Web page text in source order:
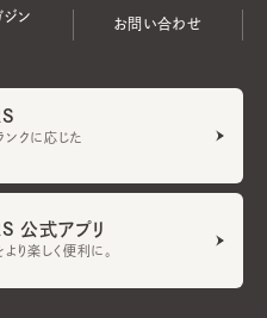
ジン
お問い合わせ
ンクに応じた
公式アプリ
り楽しく便利に。